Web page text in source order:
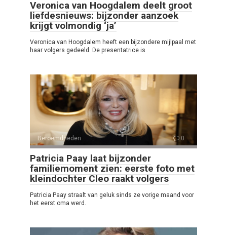
Veronica van Hoogdalem deelt groot
liefdesnieuws: bijzonder aanzoek
krijgt volmondig ‘ja’
Veronica van Hoogdalem heeft een bijzondere mijlpaal met
haar volgers gedeeld. De presentatrice is
Beroemdheden 0
Patricia Paay laat bijzonder
familiemoment zien: eerste foto met
kleindochter Cleo raakt volgers
Patricia Paay straalt van geluk sinds ze vorige maand voor
het eerst oma werd.